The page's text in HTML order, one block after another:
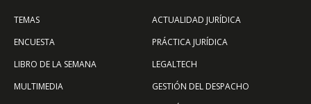
TEMAS
ENCUESTA
LIBRO DE LA SEMANA
MULTIMEDIA
ACTUALIDAD JURÍDICA
PRÁCTICA JURÍDICA
LEGALTECH
GESTIÓN DEL DESPACHO